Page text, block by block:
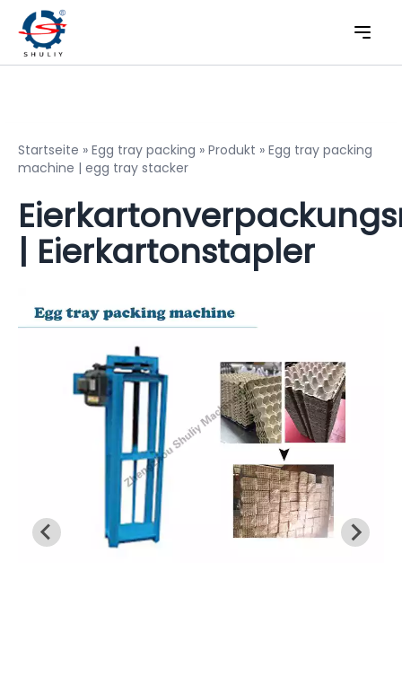
Startseite » Egg tray packing » Produkt » Egg tray packing
machine | egg tray stacker
| Eierkartonstapler